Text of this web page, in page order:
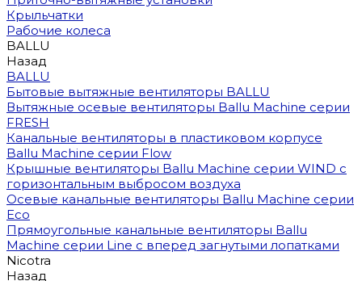
Крыльчатки
Рабочие колеса
BALLU
Назад
BALLU
Бытовые вытяжные вентиляторы BALLU
Вытяжные осевые вентиляторы Ballu Machine серии
FRESH
Канальные вентиляторы в пластиковом корпусе
Ballu Machine серии Flow
Крышные вентиляторы Ballu Machine серии WIND с
горизонтальным выбросом воздуха
Осевые канальные вентиляторы Ballu Machine серии
Eco
Прямоугольные канальные вентиляторы Ballu
Machine серии Line с вперед загнутыми лопатками
Nicotra
Назад